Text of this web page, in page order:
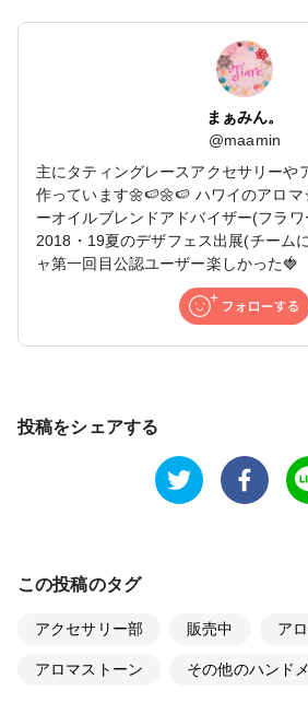
まぁみん。
@maamin
主にタティングレースアクセサリーや
作っています🌼🍉🌼🍉 ハワイのアロ
ーオイルブレンドアドバイザー(フラ
2018・19夏のデザフェス出展(チーム
ャ第一回目公認ユーザー楽しかった🍓
投稿をシェアする
この投稿のタグ
アクセサリー部 販売中 ア
アロマストーン その他のハンド